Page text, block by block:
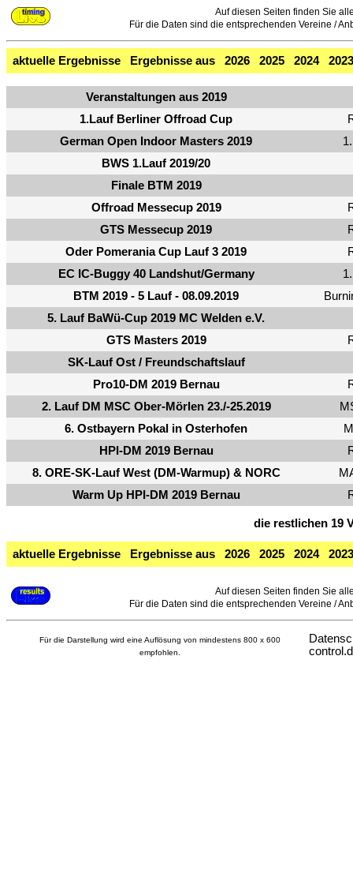
Auf diesen Seiten finden Sie
Für die Daten sind die entsprechenden Vereine /
aktuelle Ergebnisse Ergebnisse aus 2026 2025 2024 2023
Veranstaltungen aus 2019
1.Lauf Berliner Offroad Cup
German Open Indoor Masters 2019
BWS 1.Lauf 2019/20
Finale BTM 2019
Offroad Messecup 2019
GTS Messecup 2019
Oder Pomerania Cup Lauf 3 2019
EC IC-Buggy 40 Landshut/Germany
BTM 2019 - 5 Lauf - 08.09.2019
5. Lauf BaWü-Cup 2019 MC Welden e.V.
GTS Masters 2019
SK-Lauf Ost / Freundschaftslauf
Pro10-DM 2019 Bernau
2. Lauf DM MSC Ober-Mörlen 23./-25.2019
6. Ostbayern Pokal in Osterhofen
HPI-DM 2019 Bernau
8. ORE-SK-Lauf West (DM-Warmup) & NORC
Warm Up HPI-DM 2019 Bernau
die restlichen 19
aktuelle Ergebnisse Ergebnisse aus 2026 2025 2024 2023
Auf diesen Seiten finden Sie
Für die Daten sind die entsprechenden Vereine /
Für die Darstellung wird eine Auflösung von mindestens 800 x 600
empfohlen.